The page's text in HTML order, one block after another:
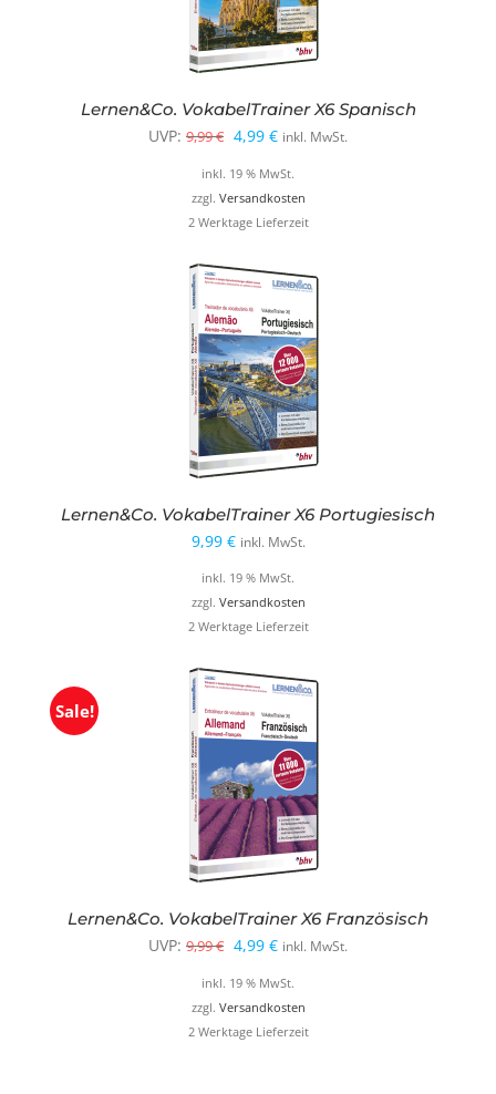
Lernen&Co. VokabelTrainer X6 Spanisch
UVP: 9,99€ Ursprünglicher
Preis
war:
9,99 €
4,99 €Aktueller
Preis
ist:
4,99 €.
inkl. MwSt.
inkl. 19 % MwSt.
zzgl. Versandkosten
2 Werktage Lieferzeit
Lernen&Co. VokabelTrainer X6 Portugiesisch
9,99 € inkl. MwSt.
inkl. 19 % MwSt.
zzgl. Versandkosten
2 Werktage Lieferzeit
Sale!
Lernen&Co. VokabelTrainer X6 Französisch
UVP: 9,99€ Ursprünglicher
Preis
war:
9,99 €
4,99 €Aktueller
Preis
ist:
4,99 €.
inkl. MwSt.
inkl. 19 % MwSt.
zzgl. Versandkosten
2 Werktage Lieferzeit